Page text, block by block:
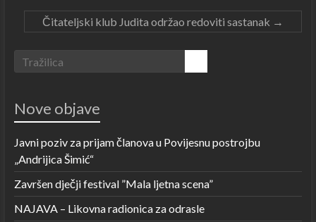
Čitateljski klub Judita održao redoviti sastanak →
Nove objave
Javni poziv za prijam članova u Povijesnu postrojbu
„Andrijica Šimić“
Završen dječji festival ”Mala ljetna scena”
NAJAVA – Likovna radionica za odrasle